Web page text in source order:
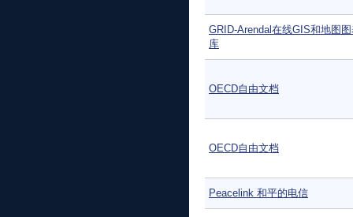
GRID-Arendal在线GIS和地图
库
OECD自由文档
OECD自由文档
Peacelink 和平的电信